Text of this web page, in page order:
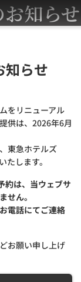
知らせ
知らせ
をリニューアル
供は、2026年6月
東急ホテルズ
します。
約は、当ウェブサ
せん。
電話にてご連絡
お願い申し上げ